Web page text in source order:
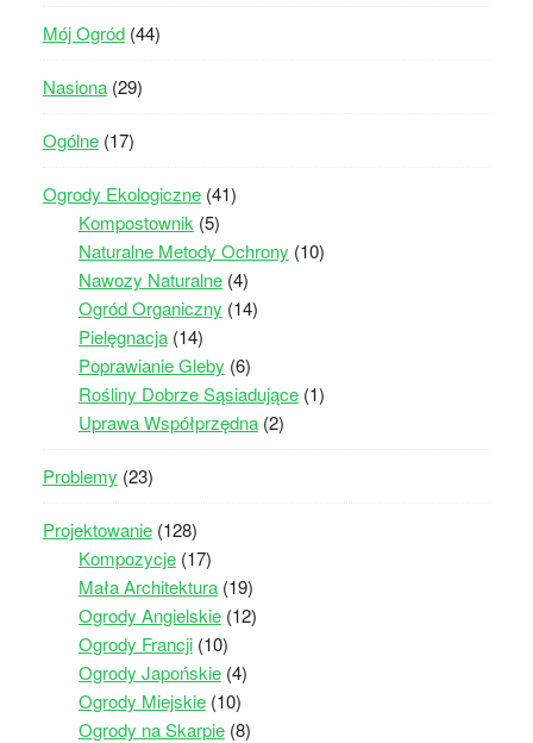
Mój Ogród(44)
Nasiona(29)
Ogólne(17)
Ogrody Ekologiczne(41)
Kompostownik (5)
Naturalne Metody Ochrony (10)
Nawozy Naturalne(4)
Ogród Organiczny (14)
Pielęgnacja(14)
Poprawianie Gleby (6)
Rośliny Dobrze Sąsiadujące(1)
Uprawa Współprzędna(2)
Problemy (23)
Projektowanie(128)
Kompozycje(17)
Mała Architektura(19)
Ogrody Angielskie(12)
Ogrody Francji(10)
Ogrody Japońskie(4)
Ogrody Miejskie(10)
Ogrody na Skarpie(8)